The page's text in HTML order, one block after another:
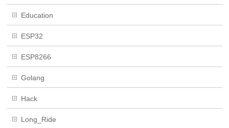
Education
ESP32
ESP8266
Golang
Hack
Long_Ride